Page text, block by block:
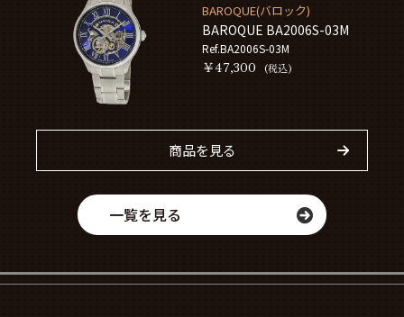
BAROQUE(バロック)
BAROQUE BA2006S-03M
Ref.BA2006S-03M
￥47,300 (税込)
商品を見る
一覧を見る